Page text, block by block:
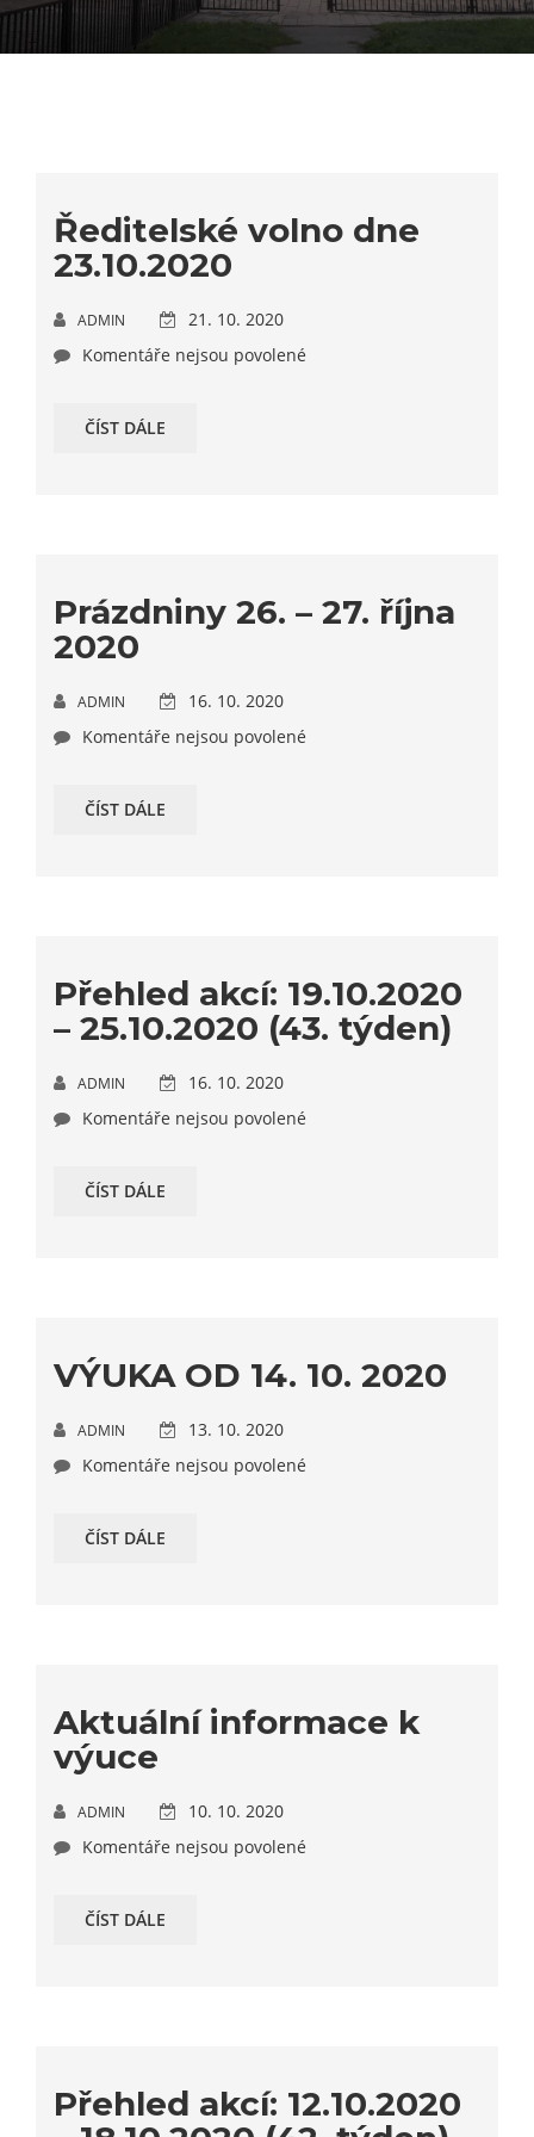
Ředitelské volno dne
23.10.2020
ADMIN
21. 10. 2020
Komentáře nejsou povolené
ČÍST DÁLE
Prázdniny 26. – 27. října
2020
ADMIN
16. 10. 2020
Komentáře nejsou povolené
ČÍST DÁLE
Přehled akcí: 19.10.2020
– 25.10.2020 (43. týden)
ADMIN
16. 10. 2020
Komentáře nejsou povolené
ČÍST DÁLE
VÝUKA OD 14. 10. 2020
ADMIN
13. 10. 2020
Komentáře nejsou povolené
ČÍST DÁLE
Aktuální informace k
výuce
ADMIN
10. 10. 2020
Komentáře nejsou povolené
ČÍST DÁLE
Přehled akcí: 12.10.2020